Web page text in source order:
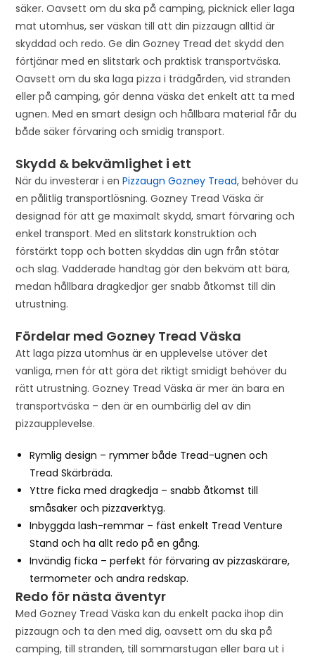
o
i
n
t
h
e
w
a
i
t
t
h
i
s
p
r
o
u
t
säker. Oavsett om du ska på camping, picknick eller laga
mat utomhus, ser väskan till att din pizzaugn alltid är
skyddad och redo. Ge din Gozney Tread det skydd den
förtjänar med en slitstark och praktisk transportväska.
Oavsett om du ska laga pizza i trädgården, vid stranden
eller på camping, gör denna väska det enkelt att ta med
ugnen. Med en smart design och hållbara material får du
både säker förvaring och smidig transport.
Skydd & bekvämlighet i ett
När du investerar i enPizzaugn Gozney Tread, behöver du
en pålitlig transportlösning. Gozney Tread Väska är
designad för att ge maximalt skydd, smart förvaring och
enkel transport. Med en slitstark konstruktion och
förstärkt topp och botten skyddas din ugn från stötar
och slag. Vadderade handtag gör den bekväm att bära,
medan hållbara dragkedjor ger snabb åtkomst till din
utrustning.
Fördelar med Gozney Tread Väska
Att laga pizza utomhus är en upplevelse utöver det
vanliga, men för att göra det riktigt smidigt behöver du
rätt utrustning. Gozney Tread Väska är mer än bara en
transportväska – den är en oumbärlig del av din
pizzaupplevelse.
Rymlig design – rymmer både Tread-ugnen och
Tread Skärbräda.
Yttre ficka med dragkedja – snabb åtkomst till
småsaker och pizzaverktyg.
Inbyggda lash-remmar – fäst enkelt Tread Venture
Stand och ha allt redo på en gång.
Invändig ficka – perfekt för förvaring av pizzaskärare,
termometer och andra redskap.
Redo för nästa äventyr
Med Gozney Tread Väska kan du enkelt packa ihop din
pizzaugn och ta den med dig, oavsett om du ska på
camping, till stranden, till sommarstugan eller bara ut i